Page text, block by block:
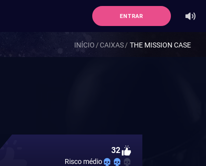
ENTRAR
INÍCIO CAIXAS THE MISSION CASE
32
Risco médio